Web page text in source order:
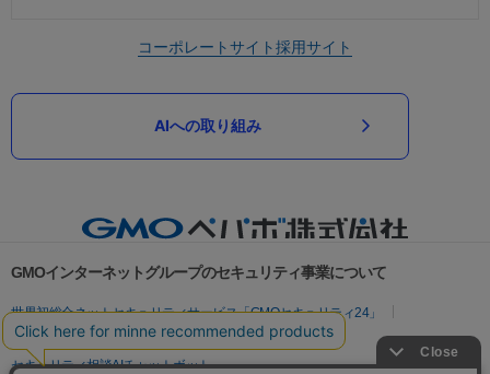
コーポレートサイト採用サイト
AIへの取り組み
GMOインターネットグループのセキュリティ事業について
世界初総合ネットセキュリティサービス「GMOセキュリティ24」
パスワード漏洩診断
Webサイトリスク診断
セキュリティ相談AIチャットボット